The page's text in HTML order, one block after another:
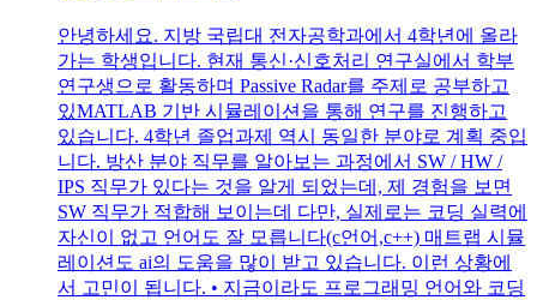
안녕하세요. 지방 국립대 전자공학과에서 4학년에 올라
가는 학생입니다. 현재 통신·신호처리 연구실에서 학부
연구생으로 활동하며 Passive Radar를 주제로 공부하고
있MATLAB 기반 시뮬레이션을 통해 연구를 진행하고
있습니다. 4학년 졸업과제 역시 동일한 분야로 계획 중입
니다. 방산 분야 직무를 알아보는 과정에서 SW / HW /
IPS 직무가 있다는 것을 알게 되었는데, 제 경험을 보면
SW 직무가 적합해 보이는데 다만, 실제로는 코딩 실력에
자신이 없고 언어도 잘 모릅니다(c언어,c++) 매트랩 시뮬
레이션도 ai의 도움을 많이 받고 있습니다. 이런 상황에
서 고민이 됩니다. • 지금이라도 프로그래밍 언어와 코딩